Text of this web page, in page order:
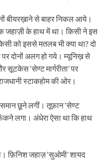
बीयरख़ाने से बाहर निकल आये।
जहाज़ी के हाथ में था। किसी ने इस
को इससे मतलब भी क्या था? दो
पर दोनों अलग हो गये। म्यूनिख़ से
‘सेण्ट मार्गरीता’ पर
स्टाकहोम की ओर।
छूने लगीं। तूफ़ान ‘सेण्ट
फेंकने लगा। अंधेरा ऐसा था कि हाथ
फ़ि‍निश जहाज़ ‘सुओमी’ शायद